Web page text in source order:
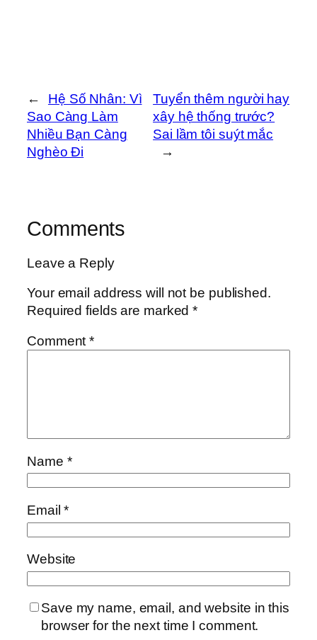
←
Hệ Số Nhân: Vì
Sao Càng Làm
Nhiều Bạn Càng
Nghèo Đi
Tuyển thêm người hay
xây hệ thống trước?
Sai lầm tôi suýt mắc
→
Comments
Leave a Reply
Your email address will not be published.
Required fields are marked*
Comment*
Name *
Email*
Website
Save my name, email, and website in this
browser for the next time I comment.